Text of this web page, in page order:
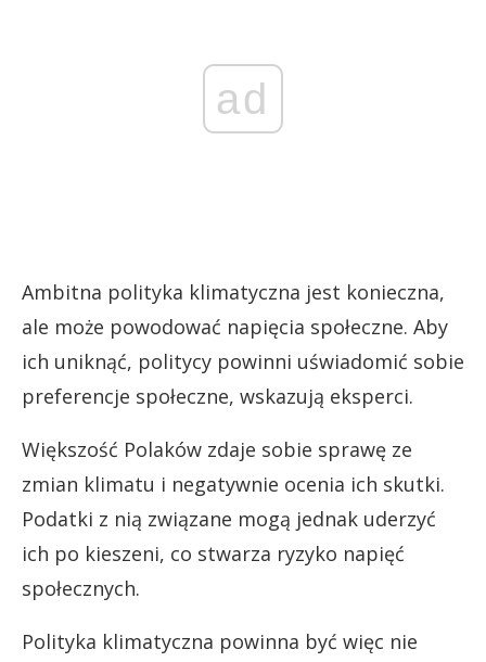
ad
Ambitna polityka klimatyczna jest konieczna,
ale może powodować napięcia społeczne. Aby
ich uniknąć, politycy powinni uświadomić sobie
preferencje społeczne, wskazują eksperci.
Większość Polaków zdaje sobie sprawę ze
zmian klimatu i negatywnie ocenia ich skutki.
Podatki z nią związane mogą jednak uderzyć
ich po kieszeni, co stwarza ryzyko napięć
społecznych.
Polityka klimatyczna powinna być więc nie